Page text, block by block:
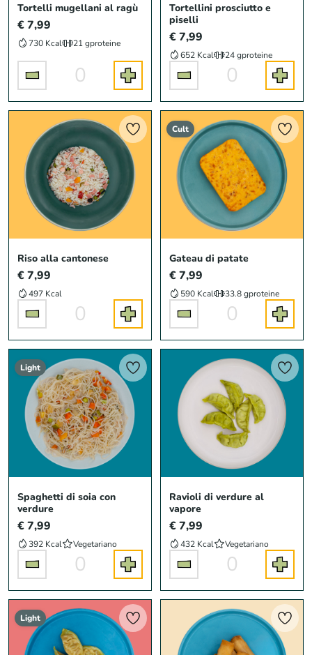
Tortelli mugellani al ragù
€ 7,99
730 Kcal 21 gproteine
0
Tortellini prosciutto e
piselli
€ 7,99
652 Kcal 24 gproteine
0
Riso alla cantonese
€ 7,99
497 Kcal
0
Cult
Gateau di patate
€ 7,99
590 Kcal 33.8 gproteine
0
Light
Spaghetti di soia con
verdure
€ 7,99
392 Kcal Vegetariano
0
Ravioli di verdure al
vapore
€ 7,99
432 Kcal Vegetariano
0
Light